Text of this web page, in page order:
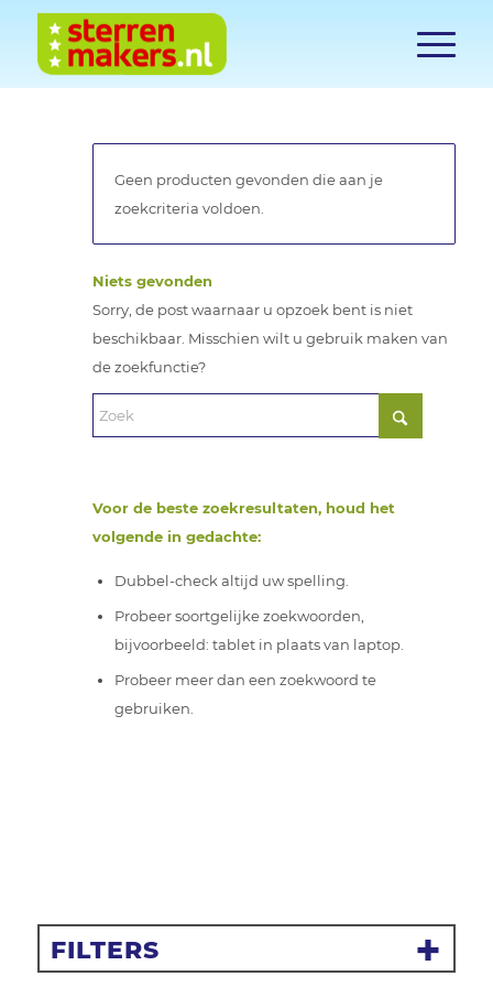
Geen producten gevonden die aan je
zoekcriteria voldoen.
Niets gevonden
Sorry, de post waarnaar u opzoek bent is niet
beschikbaar. Misschien wilt u gebruik maken van
de zoekfunctie?
Voor de beste zoekresultaten, houd het
volgende in gedachte:
Dubbel-check altijd uw spelling.
Probeer soortgelijke zoekwoorden,
bijvoorbeeld: tablet in plaats van laptop.
Probeer meer dan een zoekwoord te
gebruiken.
FILTERS